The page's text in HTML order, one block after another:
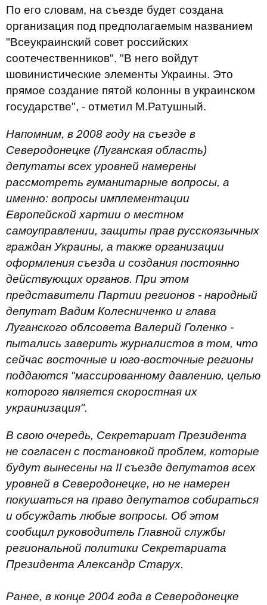
По его словам, на съезде будет создана
организация под предполагаемым названием
"Всеукраинский совет российских
соотечественников". "В него войдут
шовинистические элементы Украины. Это
прямое создание пятой колонны в украинском
государстве", - отметил М.Ратушный.
Напомним, в 2008 году на съезде в
Северодонецке (Луганская область)
депутаты всех уровней намерены
рассмотреть гуманитарные вопросы, а
именно: вопросы имплементации
Европейской хартии о местном
самоуправлении, защиты прав русскоязычных
граждан Украины, а также организации
оформления съезда и создания постоянно
действующих органов. При этом
представители Партии регионов - народный
депутат Вадим Колесниченко и глава
Луганского облсовета Валерий Голенко -
пытались заверить журналистов в том, что
сейчас восточные и юго-восточные регионы
поддаются "массированному давлению, целью
которого является скоростная их
украинизация".
В свою очередь, Секретариат Президента
не согласен с постановкой проблем, которые
будут вынесены на II съезде депутатов всех
уровней в Северодонецке, но не намерен
покушаться на право депутатов собираться
и обсуждать любые вопросы. Об этом
сообщил руководитель Главной службы
региональной политики Секретариата
Президента Александр Старух.
Ранее, в конце 2004 года в Северодонецке